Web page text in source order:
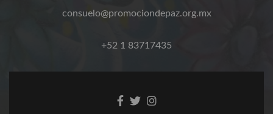
consuelo@promociondepaz.org.mx
+52 1 83717435
Facebook
TwitterInstagram